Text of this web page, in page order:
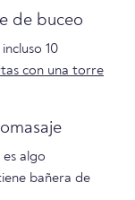
de buceo
10
con una torre
algo
bañera de